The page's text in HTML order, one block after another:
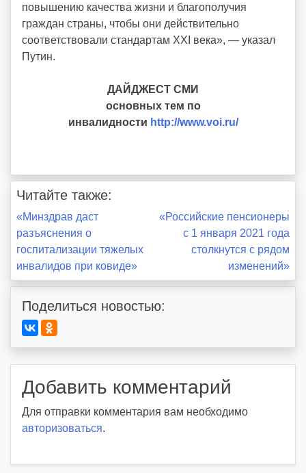
повышению качества жизни и благополучия
граждан страны, чтобы они действительно
соответствовали стандартам ХХI века», — указал
Путин.
ДАЙДЖЕСТ СМИ
основных тем по
инвалидности http://www.voi.ru/
Читайте также:
Навигация
по
записям
«Минздрав даст
разъяснения о
госпитализации тяжелых
инвалидов при ковиде»
«Российские пенсионеры
с 1 января 2021 года
столкнутся с рядом
изменений»
Поделиться новостью:
Добавить комментарий
Для отправки комментария вам необходимо
авторизоваться.